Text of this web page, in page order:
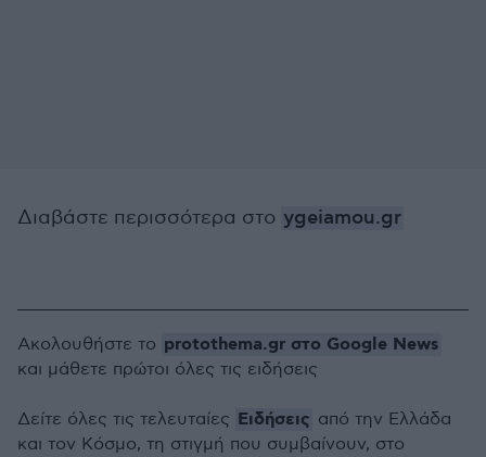
Διαβάστε περισσότερα στο ygeiamou.gr
Ακολουθήστε το protothema.gr στο Google News
και μάθετε πρώτοι όλες τις ειδήσεις
Δείτε όλες τις τελευταίες Ειδήσεις από την Ελλάδα
και τον Κόσμο, τη στιγμή που συμβαίνουν, στο